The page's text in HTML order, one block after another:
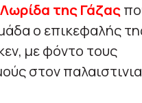
Λωρίδα της Γάζας
ο επικεφαλής
με φόντο τους
στον